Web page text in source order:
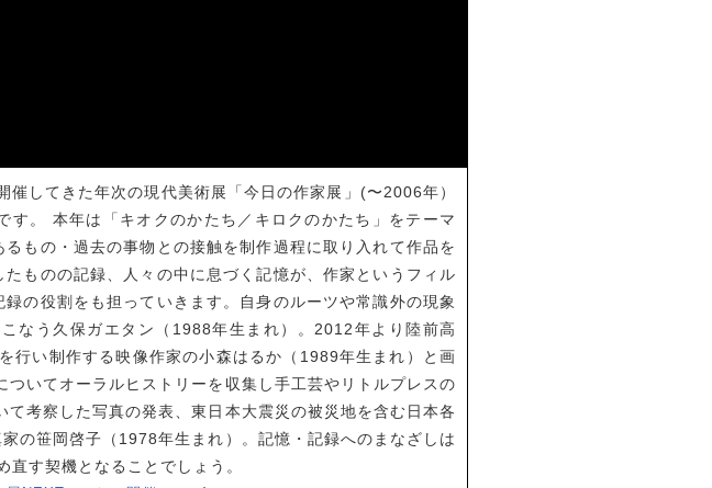
してきた年次の現代美術展「今日の作家展」(〜2006年）
。 本年は「キオクのかたち／キロクのかたち」をテーマ
もの・過去の事物との接触を制作過程に取り入れて作品を
ものの記録、人々の中に息づく記憶が、作家というフィル
の役割をも担っていきます。自身のルーツや常識外の現象
なう久保ガエタン（1988年生まれ）。2012年より陸前高
行い制作する映像作家の小森はるか（1989年生まれ）と画
いてオーラルヒストリーを収集し手工芸やリトルプレスの
考察した写真の発表、東日本大震災の被災地を含む日本各
の笹岡啓子（1978年生まれ）。記憶・記録へのまなざしは
直す契機となることでしょう。